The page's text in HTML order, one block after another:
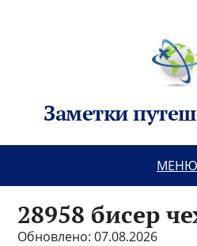
Заметки
МЕНЮ
28958 бисер
Обновлено: 07.08.2026